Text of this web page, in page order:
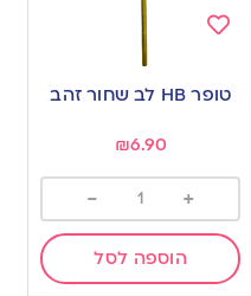
to
טופר HB לב שחור זהב
₪6.90
+
-
הוספה לסל